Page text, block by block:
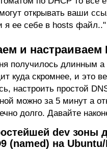
открывать ваши
я ее себе в hosts файл.."
и настраиваем
получилось длинным а
куда скромнее, и это
настроить простой
можно за 5 минут а
долго. Давайте
dev зоны
(named) на